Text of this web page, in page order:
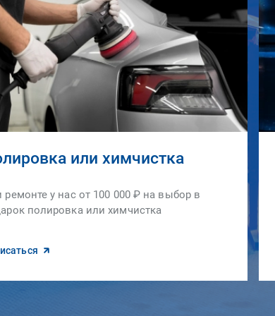
или химчистка
ремонте у нас от 100 000 ₽ на выбор в
полировка или химчистка